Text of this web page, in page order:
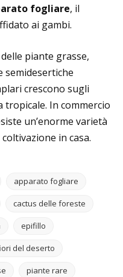
fogliare, il
ai gambi.
piante grasse,
crescono sugli
tropicale. In commercio
un’enorme varietà
in casa.
apparato fogliare
cactus delle foreste
epifillo
del deserto
piante rare